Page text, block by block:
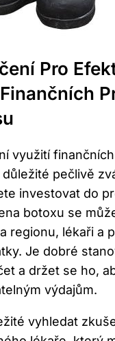
Pro
využití
důležité pečlivě
investovat do
botoxu se
regionu, lékaři a
Je dobré
a držet se ho,
výdajům.
vyhledat